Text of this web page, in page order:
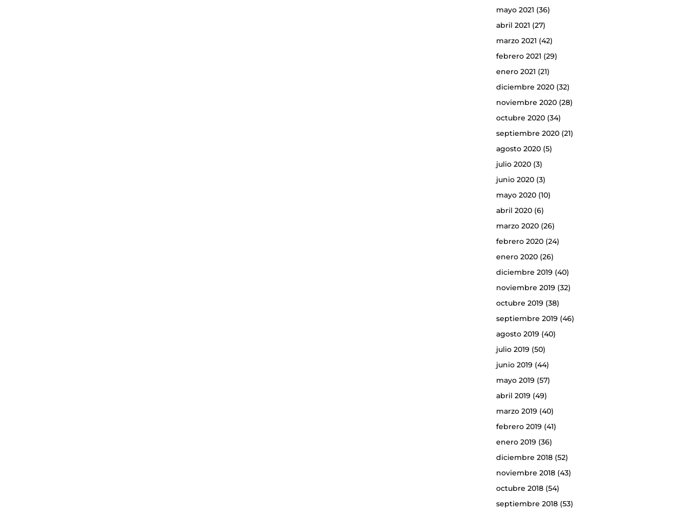
mayo 2021 (36)
abril 2021 (27)
marzo 2021 (42)
febrero 2021 (29)
enero 2021 (21)
diciembre 2020(32)
noviembre 2020(28)
octubre 2020(34)
septiembre 2020(21)
agosto 2020(5)
julio 2020(3)
junio 2020(3)
mayo 2020(10)
abril 2020(6)
marzo 2020(26)
febrero 2020(24)
enero 2020(26)
diciembre 2019 (40)
noviembre 2019 (32)
octubre 2019 (38)
septiembre 2019 (46)
agosto 2019 (40)
julio 2019 (50)
junio 2019 (44)
mayo 2019 (57)
abril 2019 (49)
marzo 2019 (40)
febrero 2019 (41)
enero 2019 (36)
diciembre 2018(52)
noviembre 2018(43)
octubre 2018(54)
septiembre 2018(53)